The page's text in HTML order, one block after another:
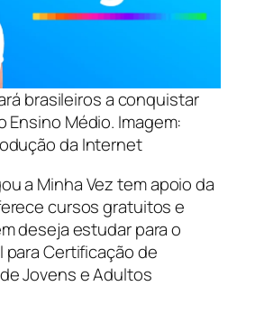
brasileiros a conquistar
Ensino Médio. Imagem:
da Internet
a Minha Vez tem apoio da
cursos gratuitos e
deseja estudar para o
para Certificação de
Jovens e Adultos